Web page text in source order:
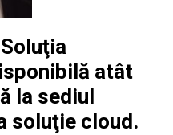
atât
la sediul
soluţie cloud.